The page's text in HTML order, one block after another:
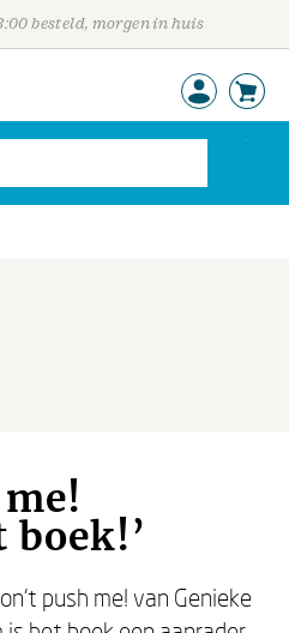
besteld, morgen in huis
boek!’
push me! van Genieke